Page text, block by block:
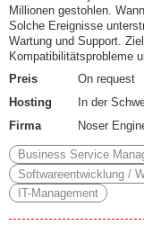
Millionen gestohlen.
Solche Ereignisse
Wartung und Support.
Kompatibilitätsprobleme
Preis
On request
Hosting
In der
Firma
Noser
Business Service
Softwareentwicklung /
IT-Management